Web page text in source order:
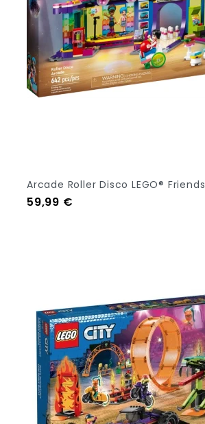
Arcade Roller Disco LEGO® Friends
Prezzo
59,99 €